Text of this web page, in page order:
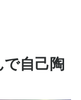
自己陶